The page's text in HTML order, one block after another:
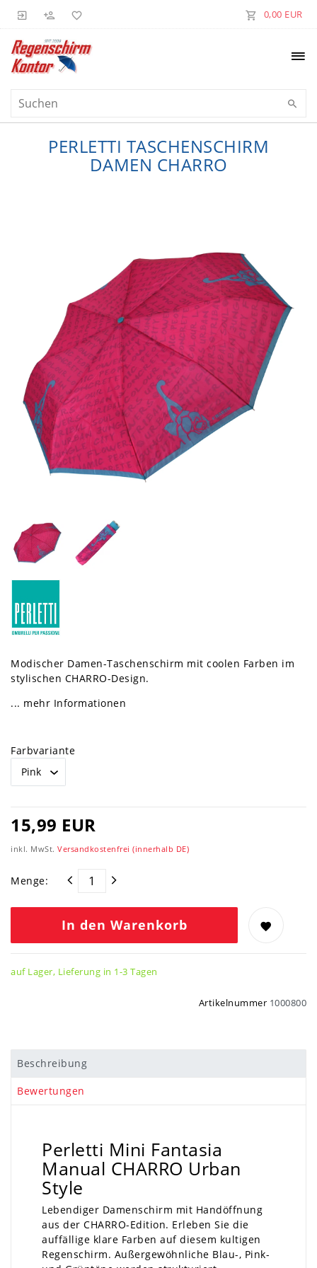
0,00 EUR
PERLETTI TASCHENSCHIRM
DAMEN CHARRO
Modischer Damen-Taschenschirm mit coolen Farben im
stylischen CHARRO-Design.
... mehr Informationen
Farbvariante
15,99 EUR
inkl. MwSt. Versandkostenfrei (innerhalb DE)
Menge:
In den Warenkorb
auf Lager, Lieferung in 1-3 Tagen
Artikelnummer 1000800
Beschreibung
Bewertungen
Perletti Mini Fantasia
Manual CHARRO Urban
Style
Lebendiger Damenschirm mit Handöffnung
aus der CHARRO-Edition. Erleben Sie die
auffällige klare Farben auf diesem kultigen
Regenschirm. Außergewöhnliche Blau-, Pink-